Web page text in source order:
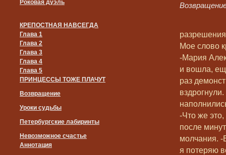
Роковая дуэль
КРЕПОСТНАЯ НАВСЕГДА
Глава 1
Глава 2
Глава 3
Глава 4
Глава 5
ПРИНЦЕССЫ ТОЖЕ ПЛАЧУТ
Возвращение
Уроки судьбы
Петербургские лабиринты
Невозможное счастье
Аннотация
Мое слово
-Мария
и вошла,
раз
-Что же
после
молчания.
я потеряю